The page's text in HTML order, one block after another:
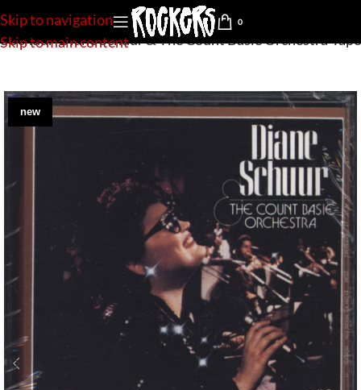
Skip to navigation
Skip to main content
0
Schuur-Diane Schuur & The Count Basie Orchestra-Tape
new